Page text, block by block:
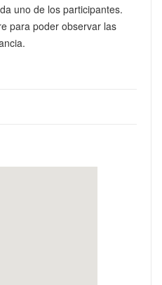
uno de los participantes.
para poder observar las